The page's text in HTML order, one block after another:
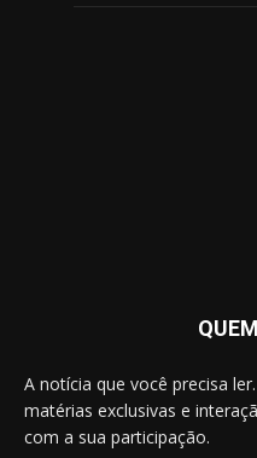
A notícia que você precisa
matérias exclusivas e
com a sua participação.